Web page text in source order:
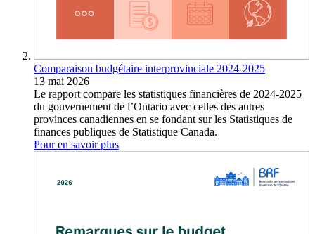
Comparaison budgétaire interprovinciale 2024-2025
13 mai 2026
Le rapport compare les statistiques financières de 2024-2025
du gouvernement de l’Ontario avec celles des autres
provinces canadiennes en se fondant sur les Statistiques de
finances publiques de Statistique Canada.
Pour en savoir plus